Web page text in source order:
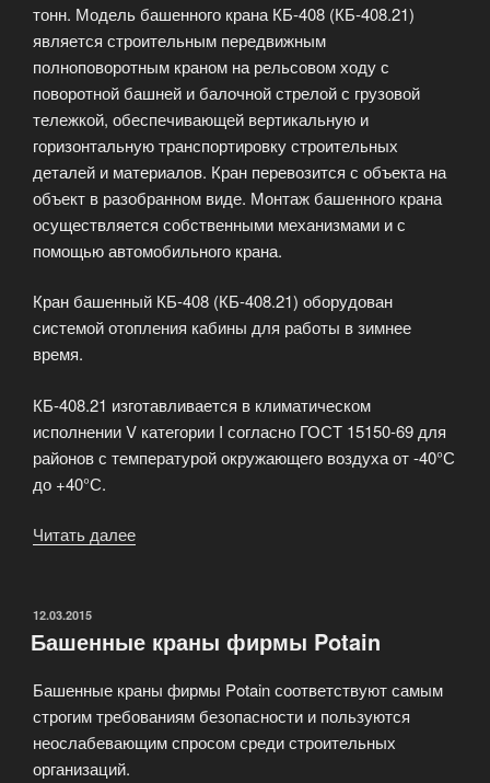
тонн. Модель башенного крана КБ-408 (КБ-408.21)
является строительным передвижным
полноповоротным краном на рельсовом ходу с
поворотной башней и балочной стрелой с грузовой
тележкой, обеспечивающей вертикальную и
горизонтальную транспортировку строительных
деталей и материалов. Кран перевозится с объекта на
объект в разобранном виде. Монтаж башенного крана
осуществляется собственными механизмами и с
помощью автомобильного крана.
Кран башенный КБ-408 (КБ-408.21) оборудован
системой отопления кабины для работы в зимнее
время.
КБ-408.21 изготавливается в климатическом
исполнении V категории I согласно ГОСТ 15150-69 для
районов с температурой окружающего воздуха от -40°С
до +40°С.
Читать далее
ОПУБЛИКОВАНО
12.03.2015
Башенные краны фирмы Potain
Башенные краны фирмы Potain соответствуют самым
строгим требованиям безопасности и пользуются
неослабевающим спросом среди строительных
организаций.